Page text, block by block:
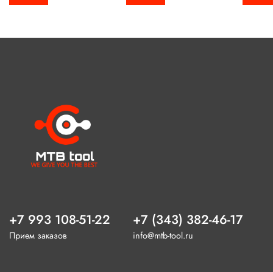
+7 993 108-51-22
Прием заказов
+7 (343) 382-46-17
info@mtb-tool.ru